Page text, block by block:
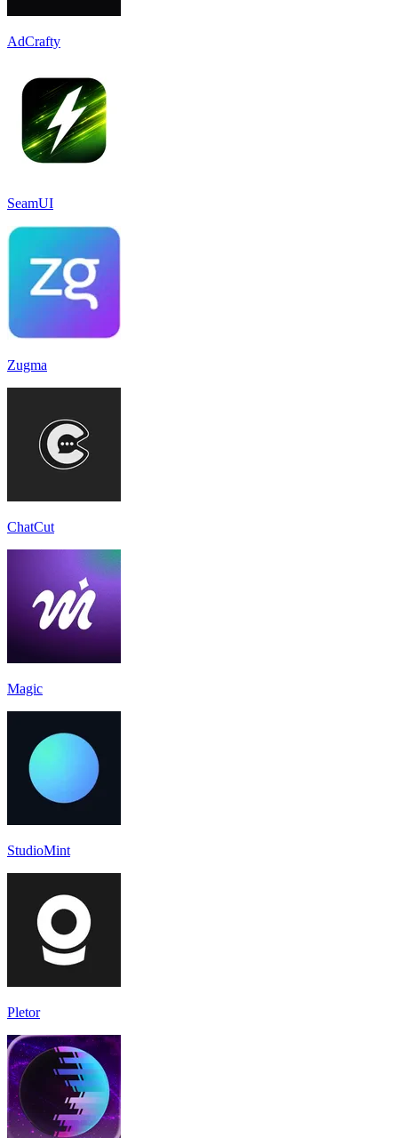
AdCrafty
SeamUI
Zugma
ChatCut
Magic
StudioMint
Pletor